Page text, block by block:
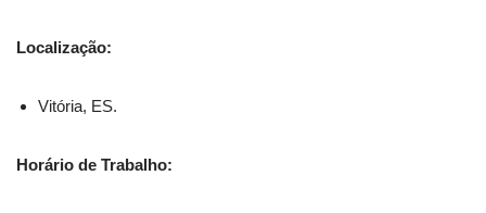
Localização:
Vitória, ES.
Horário de Trabalho: